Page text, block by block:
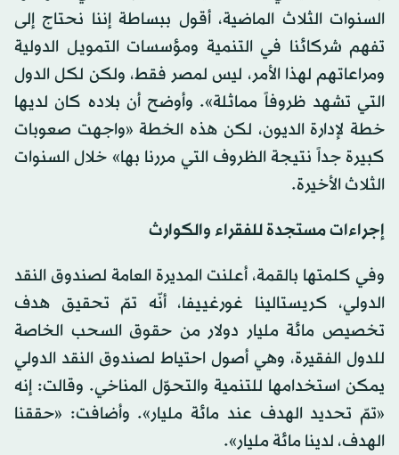
السنوات الثلاث الماضية، أقول ببساطة إننا نحتاج إلى
تفهم شركائنا في التنمية ومؤسسات التمويل الدولية
ومراعاتهم لهذا الأمر، ليس لمصر فقط، ولكن لكل الدول
التي تشهد ظروفاً مماثلة». وأوضح أن بلاده كان لديها
خطة لإدارة الديون، لكن هذه الخطة «واجهت صعوبات
كبيرة جداً نتيجة الظروف التي مررنا بها» خلال السنوات
الثلاث الأخيرة.
إجراءات مستجدة للفقراء والكوارث
وفي كلمتها بالقمة، أعلنت المديرة العامة لصندوق النقد
الدولي، كريستالينا غورغييفا، أنّه تمّ تحقيق هدف
تخصيص مائة مليار دولار من حقوق السحب الخاصة
للدول الفقيرة، وهي أصول احتياط لصندوق النقد الدولي
يمكن استخدامها للتنمية والتحوّل المناخي. وقالت: إنه
«تمّ تحديد الهدف عند مائة مليار». وأضافت: «حققنا
الهدف، لدينا مائة مليار».